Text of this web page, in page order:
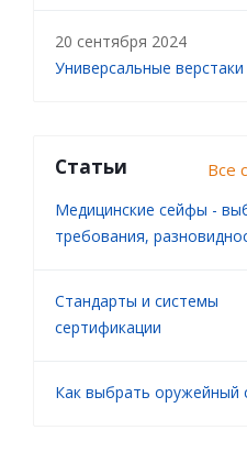
20 сентября 2024
Универсальные
Статьи Все
Медицинские сейфы -
требования,
Стандарты и системы
сертификации
Как выбрать оружейный